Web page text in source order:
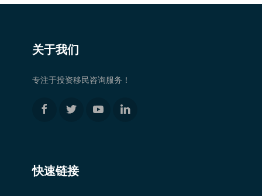
关于我们
专注于投资移民咨询服务！
快速链接